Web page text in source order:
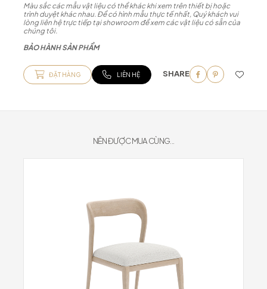
Màu sắc các mẫu vật liệu có thể khác khi xem trên thiết bị hoặc
trình duyệt khác nhau. Để có hình mẫu thực tế nhất, Quý khách vui
lòng liên hệ trực tiếp tại showroom để xem các vật liệu có sẵn của
chúng tôi.
BẢO HÀNH SẢN PHẨM
ĐẶT HÀNG LIÊN HỆ SHARE
NÊN ĐƯỢC MUA CÙNG...